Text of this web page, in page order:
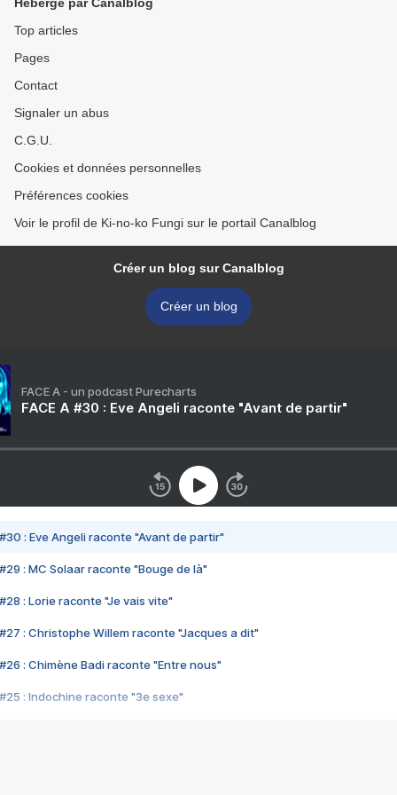
Top articles
Pages
Contact
Signaler un abus
C.G.U.
Cookies et données personnelles
Préférences cookies
Voir le profil de Ki-no-ko Fungi sur le portail Canalblog
Créer un blog sur Canalblog
Créer un blog
FACE A - un podcast Purecharts
FACE A #30 : Eve Angeli raconte "Avant de partir"
#30 : Eve Angeli raconte "Avant de partir"
#29 : MC Solaar raconte "Bouge de là"
#28 : Lorie raconte "Je vais vite"
#27 : Christophe Willem raconte "Jacques a dit"
#26 : Chimène Badi raconte "Entre nous"
#25 : Indochine raconte "3e sexe"